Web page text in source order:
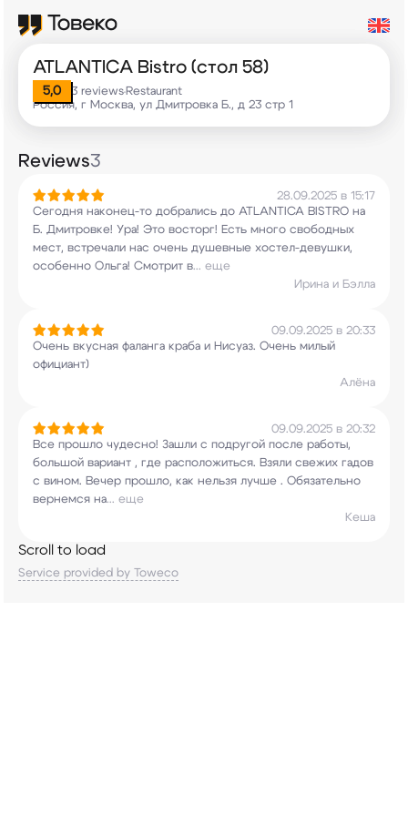
ATLANTICA Bistro (стол 58)
5,0 3 reviews•Restaurant
Россия, г Москва, ул Дмитровка Б., д 23 стр 1
Reviews3
28.09.2025 в 15:17
Сегодня наконец-то добрались до ATLANTICA BISTRO на
Б. Дмитровке! Ура! Это восторг! Есть много свободных
мест, встречали нас очень душевные хостел-девушки,
особенно Ольга! Смотрит в... еще
Ирина и Бэлла
09.09.2025 в 20:33
Очень вкусная фаланга краба и Нисуаз. Очень милый
официант)
Алёна
09.09.2025 в 20:32
Все прошло чудесно! Зашли с подругой после работы,
большой вариант , где расположиться. Взяли свежих гадов
с вином. Вечер прошло, как нельзя лучше . Обязательно
вернемся на... еще
Кеша
Scroll to load
Service provided by Toweco